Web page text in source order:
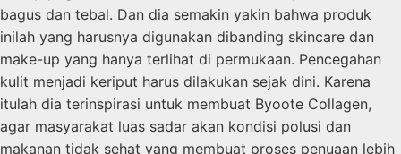
bagus dan tebal. Dan dia semakin yakin bahwa produk
inilah yang harusnya digunakan dibanding skincare dan
make-up yang hanya terlihat di permukaan. Pencegahan
kulit menjadi keriput harus dilakukan sejak dini. Karena
itulah dia terinspirasi untuk membuat Byoote Collagen,
agar masyarakat luas sadar akan kondisi polusi dan
makanan tidak sehat yang membuat proses penuaan lebih